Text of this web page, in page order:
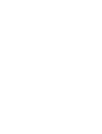
favoritos